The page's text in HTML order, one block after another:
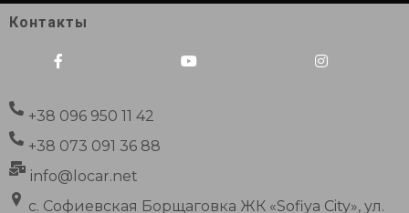
Контакты
+38 096 950 11 42
+38 073 091 36 88
info@locar.net
с. Софиевская Борщаговка ЖК «Sofiya City», ул.